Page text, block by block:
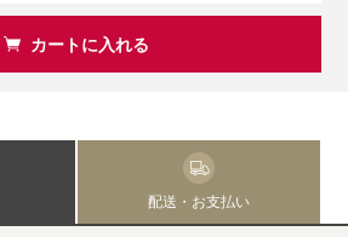
カートに入れる
配送・お支払い